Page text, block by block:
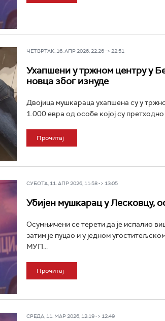
ЧЕТВРТАК, 16. АПР 2026, 22:26 -> 22:51
Ухапшени у тржном центру у
новца због изнуде
Двојица мушкараца ухапшена су у
1.000 евра од особе којој су
Прочитај
СУБОТА, 11. АПР 2026, 11:58 -> 13:05
Убијен мушкарац у Лесковцу,
Осумњичени се терети да је испалио
затим је пуцао и у једном
МУП...
Прочитај
СРЕДА, 11. МАР 2026, 12:19 -> 12:49